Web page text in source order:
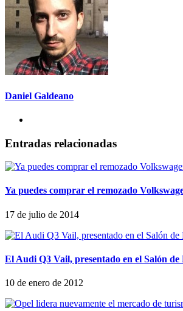
Daniel Galdeano
Entradas relacionadas
Ya puedes comprar el remozado
17 de julio de 2014
El Audi Q3 Vail, presentado en el Salón de
10 de enero de 2012